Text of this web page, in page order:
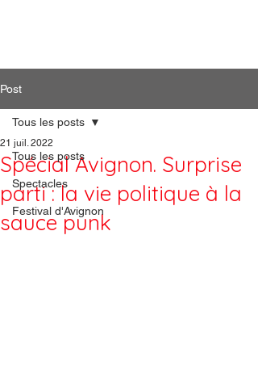
Post
Tous les posts
Spectacles
Festival d'Avignon
Tous les posts
Spécial Avignon. Surprise
parti : la vie politique à la
sauce punk
21 juil. 2022